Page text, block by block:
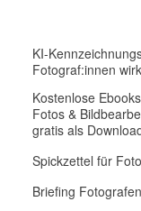
KI-
Fotograf:innen
Kostenlose
Fotos &
gratis als
Spickzettel für
Briefing Fotografen